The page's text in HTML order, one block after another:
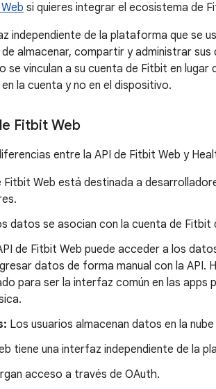
si quieres integrar el ecosistema de
independiente de la plataforma que se
almacenar, compartir y administrar
se vinculan a su cuenta de Fitbit en
la cuenta y no en el dispositivo.
Fitbit Web
entre la API de Fitbit Web y
Fitbit Web está destinada a
datos se asocian con la cuenta de Fitbit
de Fitbit Web puede acceder a los
datos de forma manual con la API.
para ser la interfaz común en las
Los usuarios almacenan datos en la
tiene una interfaz independiente de la
acceso a través de OAuth.